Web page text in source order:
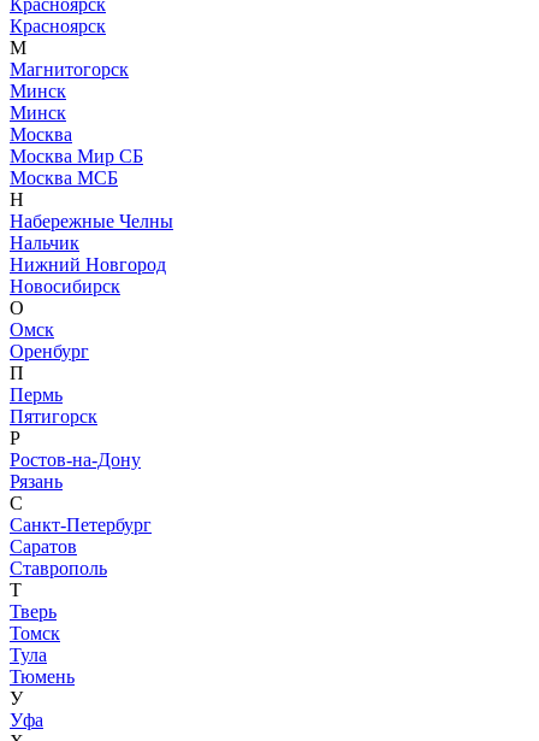
Красноярск
Красноярск
М
Магнитогорск
Минск
Минск
Москва
Москва Мир СБ
Москва МСБ
Н
Набережные Челны
Нальчик
Нижний Новгород
Новосибирск
О
Омск
Оренбург
П
Пермь
Пятигорск
Р
Ростов-на-Дону
Рязань
С
Санкт-Петербург
Саратов
Ставрополь
Т
Тверь
Томск
Тула
Тюмень
У
Уфа